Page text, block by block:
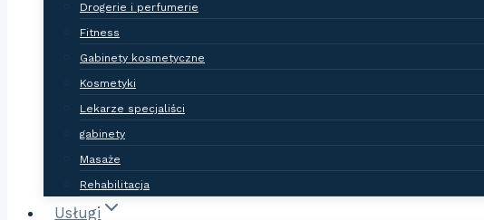
Drogerie i perfumerie
Fitness
Gabinety kosmetyczne
Kosmetyki
Lekarze specjaliści
gabinety
Masaże
Rehabilitacja
Usługi